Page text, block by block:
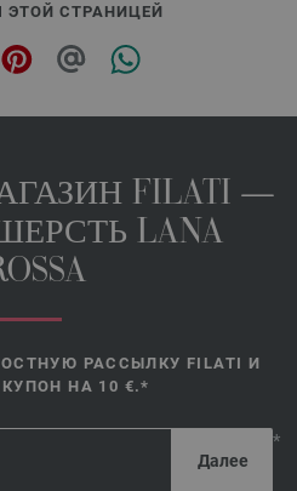
ЭТОЙ СТРАНИЦЕЙ
FILATI —
LANA
РАССЫЛКУ FILATI И
НА 10 €.*
*